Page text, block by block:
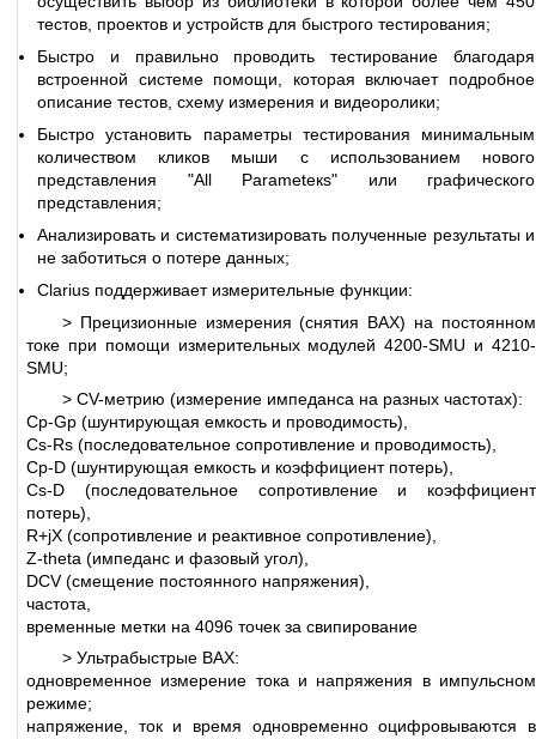
тестов, проектов и устройств для быстрого тестирования;
Быстро и правильно проводить тестирование благодаря
встроенной системе помощи, которая включает подробное
описание тестов, схему измерения и видеоролики;
Быстро установить параметры тестирования минимальным
количеством кликов мыши с использованием нового
представления "All Parameteкs" или графического
представления;
Анализировать и систематизировать полученные результаты и
не заботиться о потере данных;
Clarius поддерживает измерительные функции:
> Прецизионные измерения (снятия ВАХ) на постоянном
токе при помощи измерительных модулей 4200-SMU и 4210-
SMU;
> CV-метрию (измерение импеданса на разных частотах):
Cp-Gp (шунтирующая емкость и проводимость),
Cs-Rs (последовательное сопротивление и проводимость),
Cp-D (шунтирующая емкость и коэффициент потерь),
Cs-D (последовательное сопротивление и коэффициент
потерь),
R+jX (сопротивление и реактивное сопротивление),
Z-theta (импеданс и фазовый угол),
DCV (смещение постоянного напряжения),
частота,
временные метки на 4096 точек за свипирование
> Ультрабыстрые ВАХ:
одновременное измерение тока и напряжения в импульсном
режиме;
напряжение, ток и время одновременнооцифровываются в